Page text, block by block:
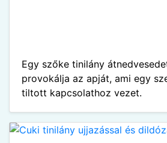
Egy szőke tinilány
provokálja az apját, ami egy
tiltott kapcsolathoz vezet.